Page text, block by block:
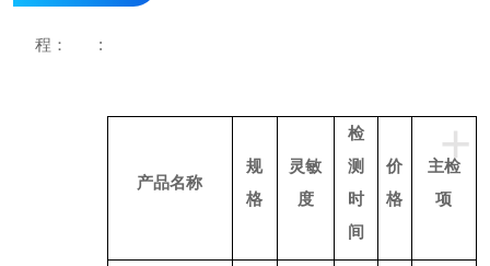
程： :
+
产品名称
规
格
灵敏
度
检
测
时
间
价
格
主检
项